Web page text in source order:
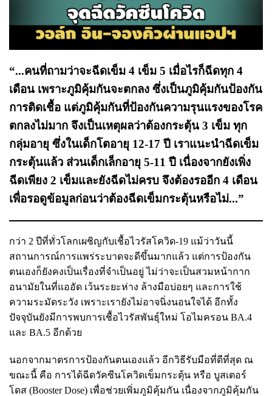
“...คนที่ถามว่าจะฉีดเข็ม 4 เข็ม 5 เมื่อไรก็ฉีดทุก 4
เดือน เพราะภูมิคุ้มกันจะตกลง ซึ่งเป็นภูมิคุ้มกันป้องกัน
การติดเชื้อ แต่ภูมิคุ้มกันที่ป้องกันความรุนแรงของโรค
ตกลงไม่มาก จึงเป็นเหตุผลว่าต้องกระตุ้น 3 เข็ม ทุก
กลุ่มอายุ ซึ่งในเด็กโตอายุ 12-17 ปี เราแนะนำฉีดเข็ม
กระตุ้นแล้ว ส่วนเด็กเล็กอายุ 5-11 ปี เนื่องจากยังเพิ่ง
ฉีดเพียง 2 เข็มและยังฉีดไม่ครบ จึงต้องรออีก 4 เดือน
เพื่อรอดูข้อมูลก่อนว่าต้องฉีดเข็มกระตุ้นหรือไม่...”
กว่า 2 ปีที่ทั่วโลกเผชิญกับเชื้อไวรัสโควิด-19 แม้ว่าวันนี้
สถานการณ์การแพร่ระบาดจะดีขึ้นมากแล้ว แต่การป้องกัน
ตนเองก็ยังคงเป็นเรื่องที่จำเป็นอยู่ ไม่ว่าจะเป็นสวมหน้ากาก
อนามัยในที่แออัด เว้นระยะห่าง ล้างมือบ่อยๆ และการใช้
ความระมัดระวัง เพราะเรายังไม่อาจนิ่งนอนใจได้ อีกทั้ง
ปัจจุบันยังมีการพบการเชื้อไวรัสพันธุ์ใหม่ โอไมครอน BA.4
และ BA.5 อีกด้วย
นอกจากมาตรการป้องกันตนเองแล้ว อีกวิธีรับมือที่ดีที่สุด ณ
ขณะนี้ คือ การได้ฉีดวัคซีนโควิดเข็มกระตุ้น หรือ บูสเตอร์
โดส (Booster Dose) เพื่อช่วยเพิ่มภูมิคุ้มกัน เนื่องจากภูมิคุ้มกัน